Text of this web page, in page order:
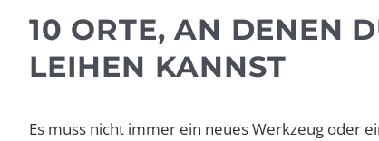
10 ORTE, AN DENEN
LEIHEN KANNST
Es muss nicht immer ein neues Werkzeug oder